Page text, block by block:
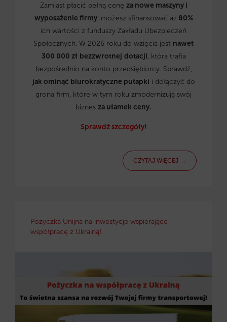
Zamiast płacić pełną cenę za nowe maszyny i
wyposażenie firmy, możesz sfinansować aż80%
ich wartości z funduszy Zakładu Ubezpieczeń
Społecznych. W 2026 roku do wzięcia jest nawet
300 000 zł bezzwrotnej dotacji, która trafia
bezpośrednio na konto przedsiębiorcy. Sprawdź,
jak ominąć biurokratyczne pułapki i dołączyć do
grona firm, które w tym roku zmodernizują swój
biznes za ułamek ceny.
Sprawdź szczegóły!
CZYTAJ WIĘCEJ →
Pożyczka Unijna na inwestycje wspierające
współpracę z Ukrainą!